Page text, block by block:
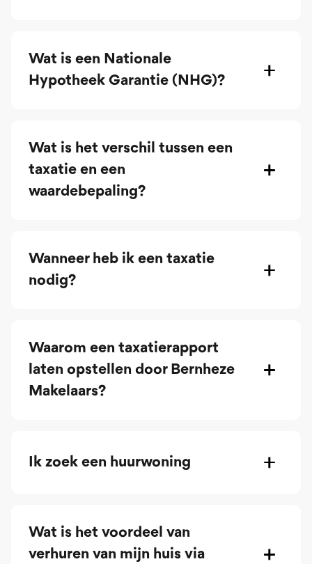
Wat is een Nationale
Hypotheek Garantie (NHG)?
Wat is het verschil tussen een
taxatie en een
waardebepaling?
Wanneer heb ik een taxatie
nodig?
Waarom een taxatierapport
laten opstellen door Bernheze
Makelaars?
Ik zoek een huurwoning
Wat is het voordeel van
verhuren van mijn huis via